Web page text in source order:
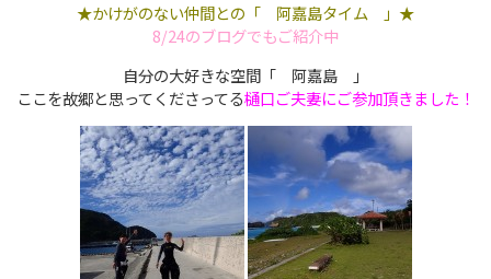
★かけがのない仲間との「 阿嘉島タイム 」★
8/24のブログでもご紹介中
自分の大好きな空間「 阿嘉島 」
ここを故郷と思ってくださってる樋口ご夫妻にご参加頂きました！